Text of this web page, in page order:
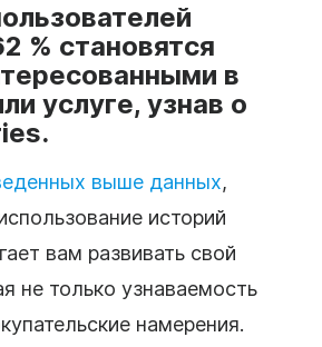
% становятся
в
услуге, узнав о
выше данных,
историй
вам развивать свой
не только узнаваемость
намерения.